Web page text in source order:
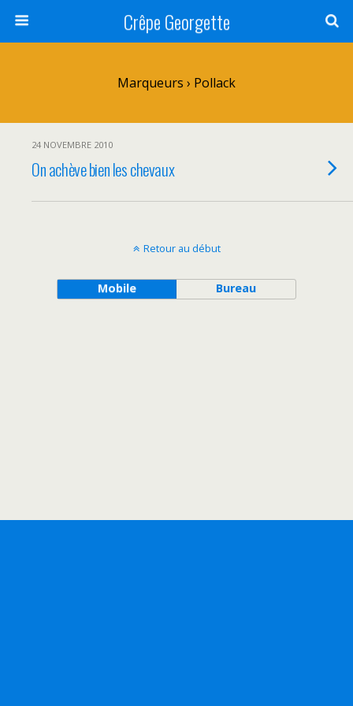
Crêpe Georgette
Marqueurs › Pollack
24 NOVEMBRE 2010
On achève bien les chevaux
Retour au début
Mobile Bureau